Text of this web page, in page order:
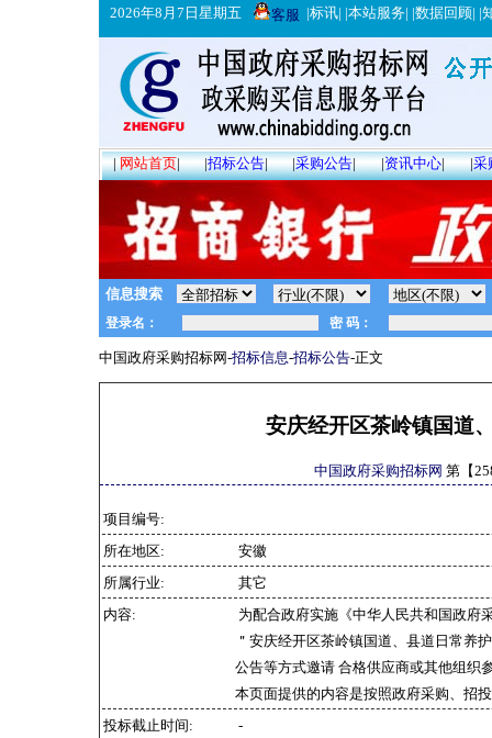
2026年8月7日星期五 客服 |标讯| |本站服务| |数据回顾| |
|网站首页| |招标公告| |采购公告| |资讯中心| |采
信息搜索
中国政府采购招标网-招标信息-招标公告-正文
安庆经开区茶岭镇国道
中国政府采购招标网 第【
项目编号:
所在地区:
安徽
所属行业:
其它
内容:
为配合政府实施《中华人民共和国政府
＂安庆经开区茶岭镇国道、县道日常养
公告等方式邀请 合格供应商或其他组织
本页面提供的内容是按照政府采购、招
投标截止时间:
-